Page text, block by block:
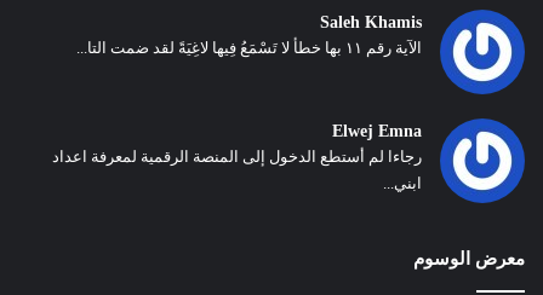
Saleh Khamis
الآية رقم ١١ بها خطأ لا تَسْمَعُ فِيها لاغِيَةً لقد ضمت التا...
Elwej Emna
رجاءا لم أستطع الدخول إلى المنصة الرقمية لمعرفة اعداد
ابني...
معرض الوسوم